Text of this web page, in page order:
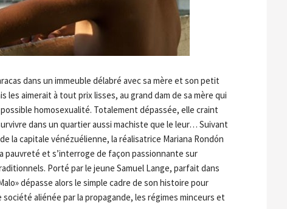
dans un immeuble délabré avec sa mère et son petit
les aimerait à tout prix lisses, au grand dam de sa mère qui
homosexualité. Totalement dépassée, elle craint
dans un quartier aussi machiste que le leur… Suivant
la capitale vénézuélienne, la réalisatrice Mariana Rondón
et s’interroge de façon passionnante sur
Porté par le jeune Samuel Lange, parfait dans
dépasse alors le simple cadre de son histoire pour
aliénée par la propagande, les régimes minceurs et